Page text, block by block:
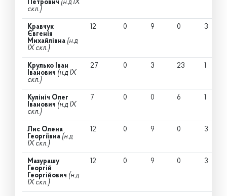
Петрович (н.д IX
скл.)
Кравчук
Євгенія
Михайлівна (н.д
IX скл.)
12 0 9 0 3
Крулько Іван
Іванович (н.д IX
скл.)
27 0 3 23 1
Кулініч Олег
Іванович (н.д IX
скл.)
7 0 0 6 1
Лис Олена
Георгіївна (н.д
IX скл.)
12 0 9 0 3
Мазурашу
Георгій
Георгійович (н.д
IX скл.)
12 0 9 0 3